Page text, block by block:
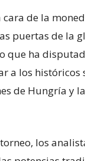
de la
puertas de la
que ha
a los históricos
de Hungría y
los